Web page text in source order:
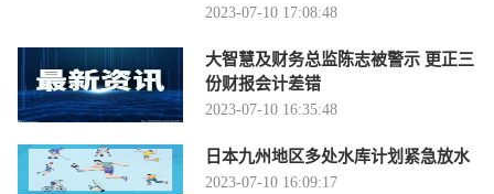
2023-07-10 17:08:48
大智慧及财务总监陈志被警示 更正三
份财报会计差错
2023-07-10 16:35:48
日本九州地区多处水库计划紧急放水
2023-07-10 16:09:17